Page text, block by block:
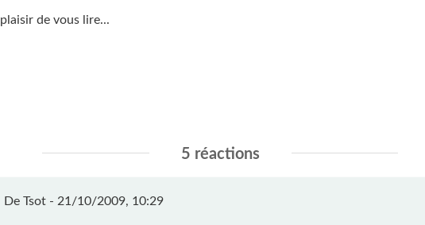
de vous lire...
5 réactions
De Tsot - 21/10/2009, 10:29